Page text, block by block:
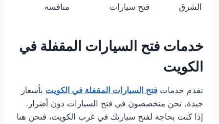
الشرق
فتح سيارات منافسة
خدمات فتح السيارات المقفلة في
الكويت
نقدم خدمات فتح السيارات المقفلة في الكويت بأسعار
جيدة. نحن متخصصون في فتح السيارات دون أضرار.
إذا كنت بحاجة لفتح سيارتك في غرب الكويت، فنحن هنا